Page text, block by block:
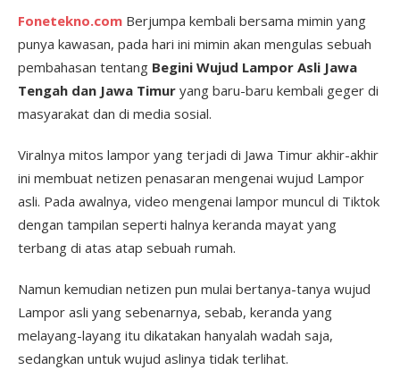
Fonetekno.com Berjumpa kembali bersama mimin yang
punya kawasan, pada hari ini mimin akan mengulas sebuah
pembahasan tentang Begini Wujud Lampor Asli Jawa
Tengah dan Jawa Timur yang baru-baru kembali geger di
masyarakat dan di media sosial.
Viralnya mitos lampor yang terjadi di Jawa Timur akhir-akhir
ini membuat netizen penasaran mengenai wujud Lampor
asli. Pada awalnya, video mengenai lampor muncul di Tiktok
dengan tampilan seperti halnya keranda mayat yang
terbang di atas atap sebuah rumah.
Namun kemudian netizen pun mulai bertanya-tanya wujud
Lampor asli yang sebenarnya, sebab, keranda yang
melayang-layang itu dikatakan hanyalah wadah saja,
sedangkan untuk wujud aslinya tidak terlihat.